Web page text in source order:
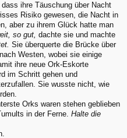
ihre Täuschung über Nacht
Risiko gewesen, die Nacht in
aber zu ihrem Glück hatte man
so gut, dachte sie und machte
Sie überquerte die Brücke über
Westen, wobei sie einige
ihre neue Ork-Eskorte
im Schritt gehen und
Sie wusste nicht, wie
Orks waren stehen geblieben
in der Ferne. Halte die